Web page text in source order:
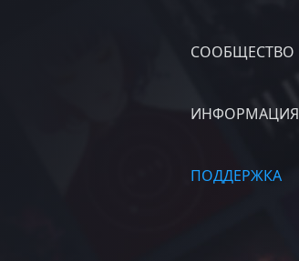
СООБЩЕСТВО
ИНФОРМАЦИЯ
ПОДДЕРЖКА